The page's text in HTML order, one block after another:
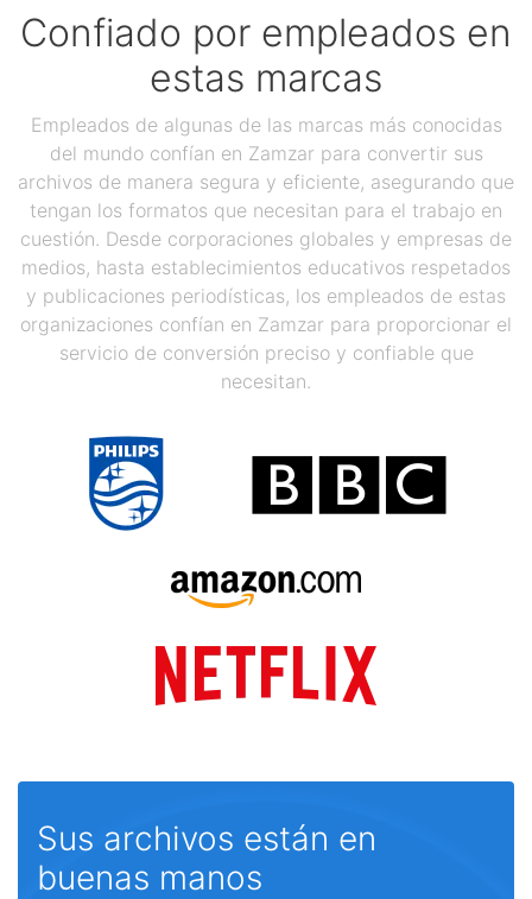
Confiado por empleados en
estas marcas
Empleados de algunas de las marcas más conocidas
del mundo confían en Zamzar para convertir sus
archivos de manera segura y eficiente, asegurando que
tengan los formatos que necesitan para el trabajo en
cuestión. Desde corporaciones globales y empresas de
medios, hasta establecimientos educativos respetados
y publicaciones periodísticas, los empleados de estas
organizaciones confían en Zamzar para proporcionar el
servicio de conversión preciso y confiable que
necesitan.
Sus archivos están en
buenas manos